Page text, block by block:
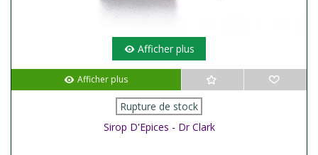
Afficher plus
Afficher plus
Rupture de stock
Sirop D'Epices - Dr Clark